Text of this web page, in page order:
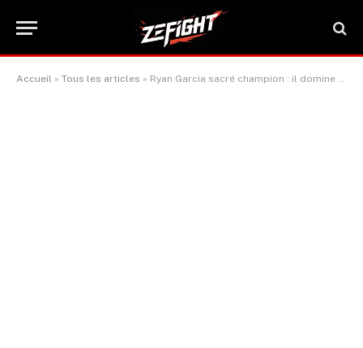
Accueil » Tous les articles » Ryan Garcia sacré champion : il domine Mario Barrios aux points